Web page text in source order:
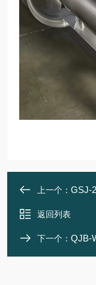
上一个： GSJ-
返回列表
下一个： QJB-